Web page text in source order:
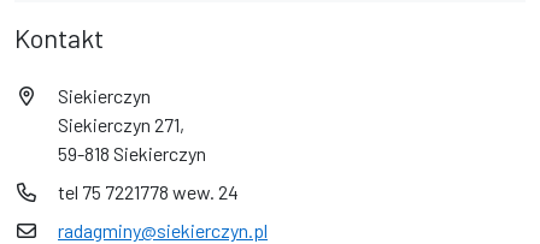
Kontakt
Siekierczyn
Siekierczyn 271,
59-818 Siekierczyn
tel 75 7221778 wew. 24
radagminy@siekierczyn.pl